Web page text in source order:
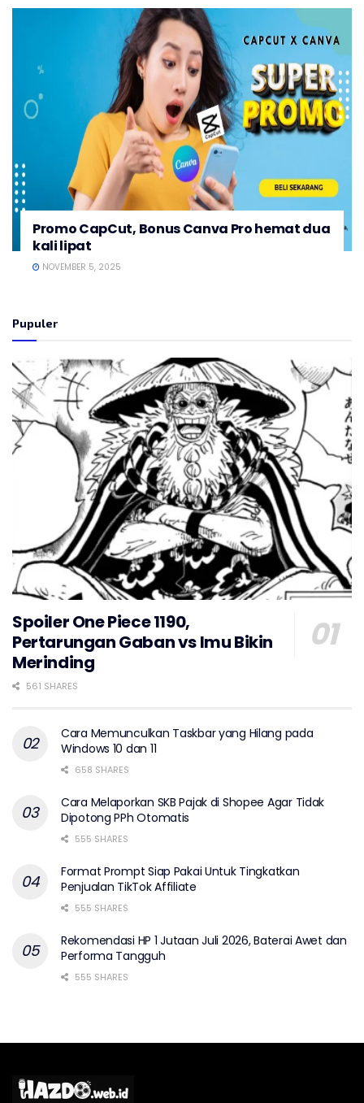
Promo CapCut, Bonus Canva Pro hemat dua
kali lipat
NOVEMBER 5, 2025
Pupuler
Spoiler One Piece 1190,
Pertarungan Gaban vs Imu Bikin
Merinding
561 SHARES
Cara Memunculkan Taskbar yang Hilang pada
Windows 10 dan 11
658 SHARES
Cara Melaporkan SKB Pajak di Shopee Agar Tidak
Dipotong PPh Otomatis
555 SHARES
Format Prompt Siap Pakai Untuk Tingkatkan
Penjualan TikTok Affiliate
555 SHARES
Rekomendasi HP 1 Jutaan Juli 2026, Baterai Awet dan
Performa Tangguh
555 SHARES